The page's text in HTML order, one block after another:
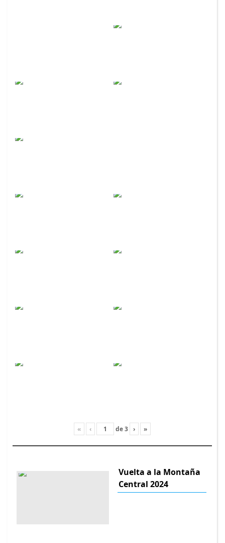
« ‹ de3 › »
Vuelta a la Montaña
Central 2024